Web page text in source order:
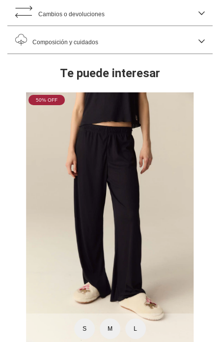
Cambios o devoluciones
Composición y cuidados
Te puede interesar
50% OFF
S M L